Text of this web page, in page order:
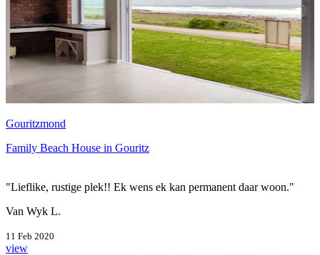
Gouritzmond
Family Beach House in Gouritz
"Lieflike, rustige plek!! Ek wens ek kan permanent daar woon."
Van Wyk L.
11 Feb 2020
view